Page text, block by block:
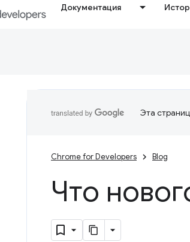
Документация
Эта
Chrome for Developers Blog
Что